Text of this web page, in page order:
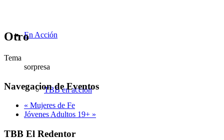
En Acción
TBB en acción
Otro
Tema
sorpresa
Navegacion de Eventos
« Mujeres de Fe
Jóvenes Adultos 19+ »
TBB El Redentor